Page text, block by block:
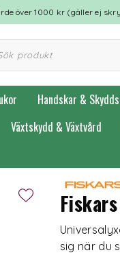
över 1000 kr (gäller ej
Handskar &
Växtskydd & Växtvård
sig när du